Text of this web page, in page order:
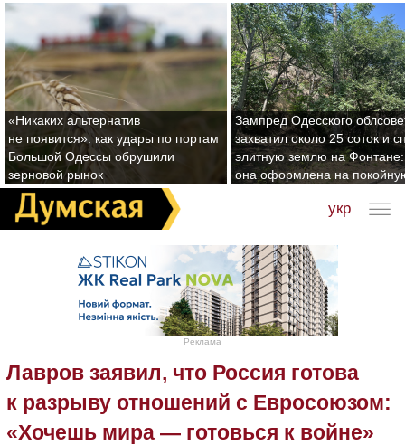
«Никаких альтернатив
не появится»: как удары по портам
Большой Одессы обрушили
зерновой рынок
Зампред Одесского
захватил около 25 соток и
элитную землю на Фонтане:
она оформлена на
укр
Реклама
Лавров заявил, что Россия готова
к разрыву отношений с Евросоюзом:
«Хочешь мира — готовься к войне»